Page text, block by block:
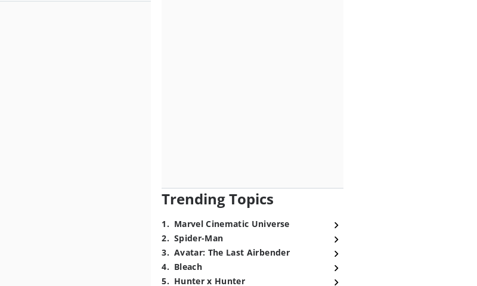
Trending Topics
1. Marvel Cinematic Universe
2. Spider-Man
3. Avatar: The Last Airbender
4. Bleach
5. Hunter x Hunter